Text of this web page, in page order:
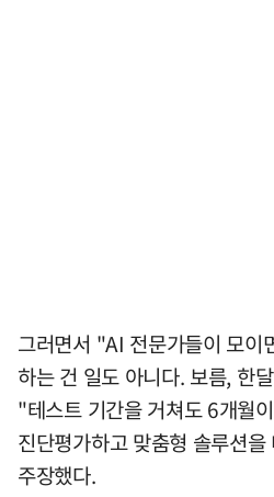
그러면서 "AI 전문가들이 모이
하는 건 일도 아니다. 보름, 한
"테스트 기간을 거쳐도 6개월
진단평가하고 맞춤형 솔루션
주장했다.